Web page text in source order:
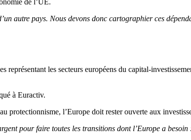
de l’UE.
autre pays. Nous devons donc cartographier ces
les secteurs européens du capital-
à Euractiv.
protectionnisme, l’Europe doit rester ouverte aux
pour faire toutes les transitions dont l’Europe a